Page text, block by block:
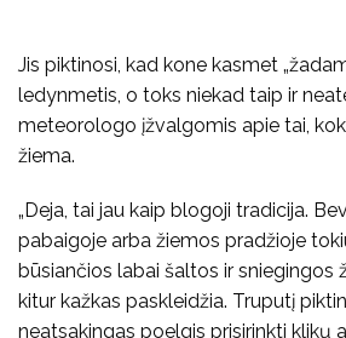
Jis piktinosi, kad kone kasmet
ledynmetis, o toks niekad taip ir
meteorologo įžvalgomis apie tai,
žiema.
„Deja, tai jau kaip blogoji tradicija.
pabaigoje arba žiemos pradžioje
būsiančios labai šaltos ir sniegingos
kitur kažkas paskleidžia. Truputį
neatsakingas poelgis prisirinkti klikų